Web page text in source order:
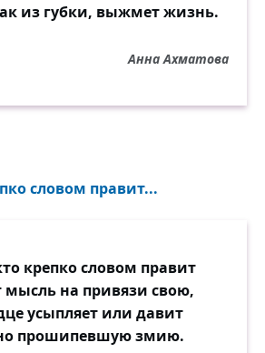
из губки, выжмет жизнь.
Анна Ахматова
словом правит...
крепко словом правит
на привязи свою,
усыпляет или давит
прошипевшую змию.